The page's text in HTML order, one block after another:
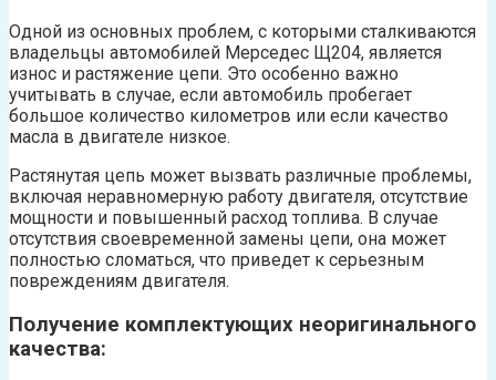
Одной из основных проблем, с которыми сталкиваются
владельцы автомобилей Мерседес Щ204, является
износ и растяжение цепи. Это особенно важно
учитывать в случае, если автомобиль пробегает
большое количество километров или если качество
масла в двигателе низкое.
Растянутая цепь может вызвать различные проблемы,
включая неравномерную работу двигателя, отсутствие
мощности и повышенный расход топлива. В случае
отсутствия своевременной замены цепи, она может
полностью сломаться, что приведет к серьезным
повреждениям двигателя.
Получение комплектующих неоригинального
качества: